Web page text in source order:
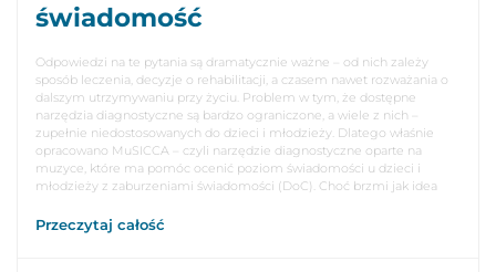
świadomość
Odpowiedzi na te pytania są dramatycznie ważne – od nich zależy
sposób leczenia, decyzje o rehabilitacji, a czasem nawet rozważania o
dalszym utrzymywaniu przy życiu. Problem w tym, że dostępne
narzędzia diagnostyczne są bardzo ograniczone, a wiele z nich –
zupełnie niedostosowanych do dzieci i młodzieży. Dlatego właśnie
opracowano MuSICCA – czyli narzędzie diagnostyczne oparte na
muzyce, które ma pomóc ocenić poziom świadomości u dzieci i
młodzieży z zaburzeniami świadomości (DoC). Choć brzmi jak idea
Przeczytaj całość